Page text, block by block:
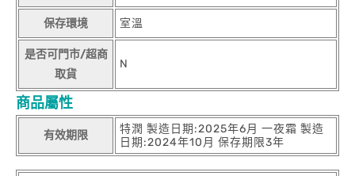
保存環境 室溫
是否可門市/超商
取貨
N
商品屬性
有效期限
特潤 製造日期:2025年6月 一夜霜 製造
日期:2024年10月 保存期限3年